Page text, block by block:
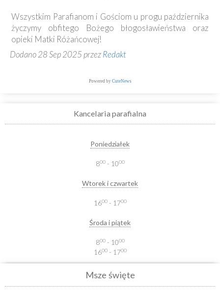
Wszystkim Parafianom i Gościom u progu października
życzymy obfitego Bożego błogosławieństwa oraz
opieki Matki Różańcowej!
Dodano 28 Sep 2025 przezRedakt
Powered by CuteNews
Kancelaria parafialna
Poniedziałek
800- 1000
Wtorek i czwartek
1600- 1700
Środa i piątek
800- 1000
1600- 1700
Msze święte